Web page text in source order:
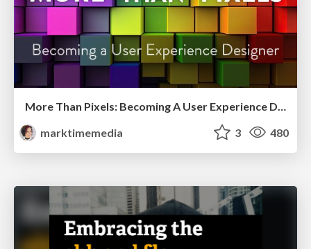
marktimemedia
3 480